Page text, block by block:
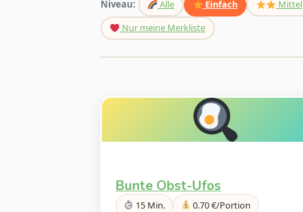
Niveau:
Alle Einfach Mittel
Nur meine Merkliste
Bunte Obst-Ufos
15 Min.
0.70 €/Portion